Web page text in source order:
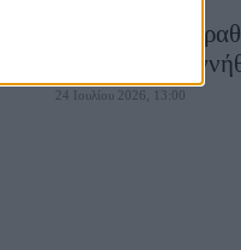
Εν πλώ: Το
Λήμνο που
24 Ιουλίου 2026, 13:00